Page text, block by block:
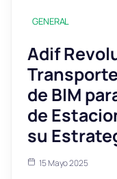
GENERAL
Adif
de BIM
de
su
15 Mayo 2025